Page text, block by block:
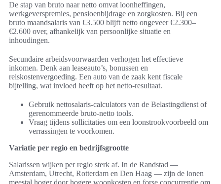
De stap van bruto naar netto omvat loonheffingen,
werkgeverspremies, pensioenbijdrage en zorgkosten. Bij een
bruto maandsalaris van €3.500 blijft netto ongeveer €2.300–
€2.600 over, afhankelijk van persoonlijke situatie en
inhoudingen.
Secundaire arbeidsvoorwaarden verhogen het effectieve
inkomen. Denk aan leaseauto’s, bonussen en
reiskostenvergoeding. Een auto van de zaak kent fiscale
bijtelling, wat invloed heeft op het netto-resultaat.
Gebruik nettosalaris-calculators van de Belastingdienst of
gerenommeerde bruto-netto tools.
Vraag tijdens sollicitaties om een loonstrookvoorbeeld om
verrassingen te voorkomen.
Variatie per regio en bedrijfsgrootte
Salarissen wijken per regio sterk af. In de Randstad —
Amsterdam, Utrecht, Rotterdam en Den Haag — zijn de lonen